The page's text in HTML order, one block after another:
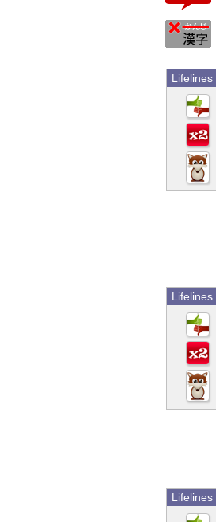
Lifelines
Lifelines
Lifelines